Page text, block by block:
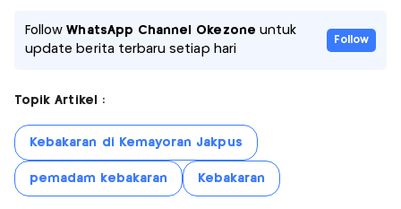
FollowWhatsApp Channel Okezone untuk
update berita terbaru setiap hari
Follow
Topik Artikel :
Kebakaran di Kemayoran Jakpus
pemadam kebakaran Kebakaran